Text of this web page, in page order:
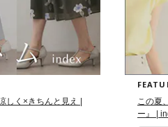
く×きちんと見え |
この夏
ー』 |